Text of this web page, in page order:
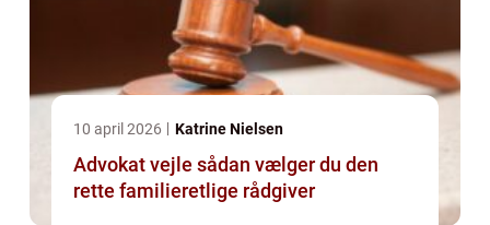
10 april 2026 Katrine Nielsen
Advokat vejle sådan vælger du den
rette familieretlige rådgiver